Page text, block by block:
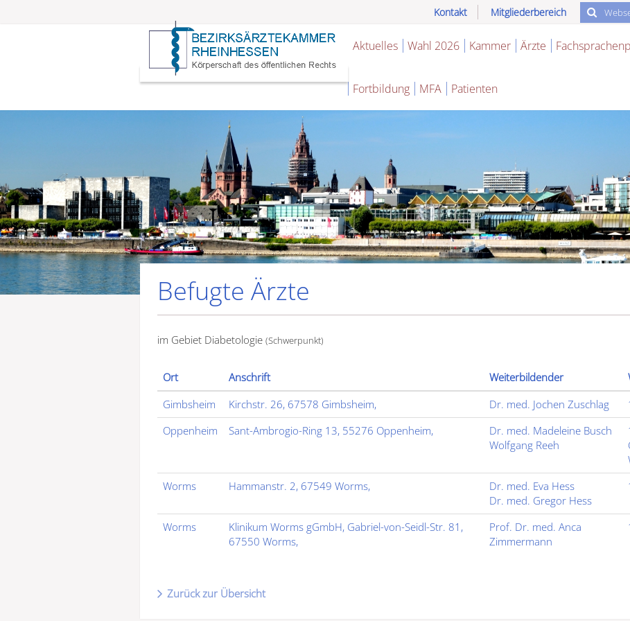
Kontakt Mitgliederbereich
Aktuelles Wahl 2026 Kammer Ärzte
Fortbildung MFA Patienten
Befugte Ärzte
im Gebiet Diabetologie (Schwerpunkt)
Ort Anschrift Weiterbildender
Gimbsheim
Kirchstr. 26, 67578 Gimbsheim, Dr. med. Jochen Zuschlag
Oppenheim
Sant-Ambrogio-Ring 13, 55276 Oppenheim,
Dr. med. Madeleine Busch
Wolfgang Reeh
Worms
Hammanstr. 2, 67549 Worms,
Dr. med. Eva Hess
Dr. med. Gregor Hess
Worms
Klinikum Worms gGmbH, Gabriel-von-Seidl-Str. 81,
67550 Worms,
Prof. Dr. med. Anca
Zimmermann
Zurück zur Übersicht